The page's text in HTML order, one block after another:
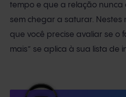
tempo e que a relação nunca
sem chegar a saturar. Nestes
que você precise avaliar se o
mais” se aplica à sua lista de